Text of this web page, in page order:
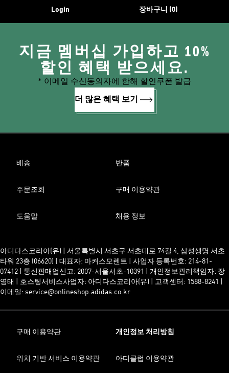
Login 장바구니 (0)
지금 멤버십 가입하고 10%
할인 혜택 받으세요.
* 이메일 수신동의자에 한해 할인쿠폰 발급
더 많은 혜택 보기
배송 반품
주문조회 구매 이용약관
도움말 채용 정보
아디다스코리아(유) | 서울특별시 서초구 서초대로 74길 4, 삼성생명 서초
타워 23층 (06620) | 대표자: 마커스모렌트 | 사업자 등록번호: 214-81-
07412 | 통신판매업신고: 2007-서울서초-10391 | 개인정보관리책임자: 장
영태 | 호스팅서비스사업자: 아디다스코리아(유) | 고객센터: 1588-8241 |
이메일: service@onlineshop.adidas.co.kr
구매 이용약관 개인정보 처리방침
위치 기반 서비스 이용약관 아디클럽 이용약관